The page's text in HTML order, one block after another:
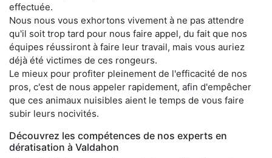
effectuée.
Nous nous vous exhortons vivement à ne pas attendre
qu'il soit trop tard pour nous faire appel, du fait que nos
équipes réussiront à faire leur travail, mais vous auriez
déjà été victimes de ces rongeurs.
Le mieux pour profiter pleinement de l'efficacité de nos
pros, c'est de nous appeler rapidement, afin d'empêcher
que ces animaux nuisibles aient le temps de vous faire
subir leurs nocivités.
Découvrez les compétences de nos experts en
dératisation à Valdahon